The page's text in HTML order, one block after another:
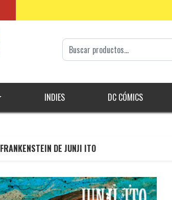
INDIES DC CÓMICS
FRANKENSTEIN DE JUNJI ITO